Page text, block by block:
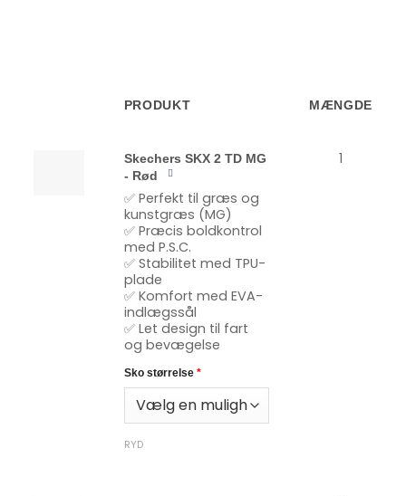
PRODUKT MÆNGDE
Skechers SKX 2 TD MG
- Rød
✅ Perfekt til græs og
kunstgræs (MG)
✅ Præcis boldkontrol
med P.S.C.
✅ Stabilitet med TPU-
plade
✅ Komfort med EVA-
indlægssål
✅ Let design til fart
og bevægelse
Sko størrelse *
RYD
1